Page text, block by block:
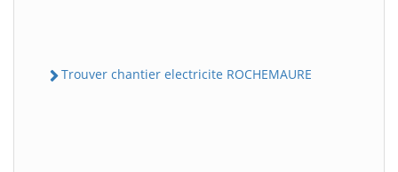
Trouver chantier electricite ROCHEMAURE